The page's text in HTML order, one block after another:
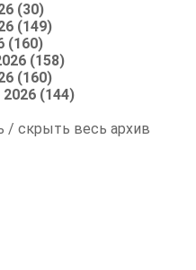
(30)
(149)
(160)
(158)
(160)
(144)
/ скрыть весь архив